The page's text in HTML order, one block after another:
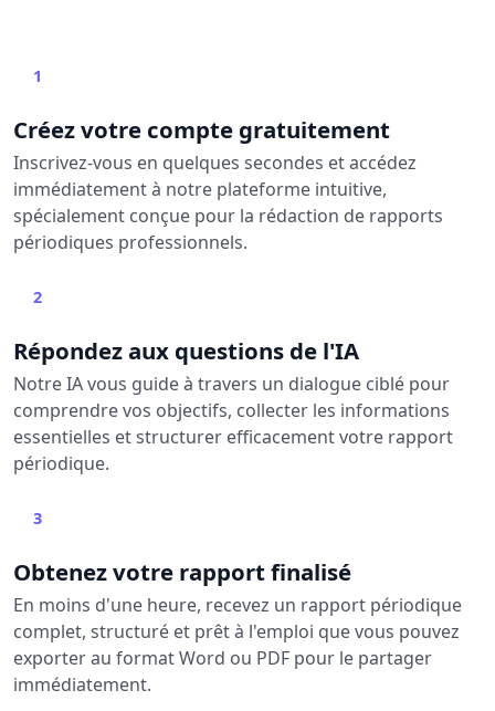
1
Créez votre compte gratuitement
Inscrivez-vous en quelques secondes et accédez
immédiatement à notre plateforme intuitive,
spécialement conçue pour la rédaction de rapports
périodiques professionnels.
2
Répondez aux questions de l'IA
Notre IA vous guide à travers un dialogue ciblé pour
comprendre vos objectifs, collecter les informations
essentielles et structurer efficacement votre rapport
périodique.
3
Obtenez votre rapport finalisé
En moins d'une heure, recevez un rapport périodique
complet, structuré et prêt à l'emploi que vous pouvez
exporter au format Word ou PDF pour le partager
immédiatement.